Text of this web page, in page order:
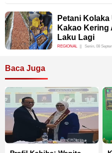
Petani
Kakao Kering
Laku Lagi
REGIONAL Senin, 08
Baca Juga